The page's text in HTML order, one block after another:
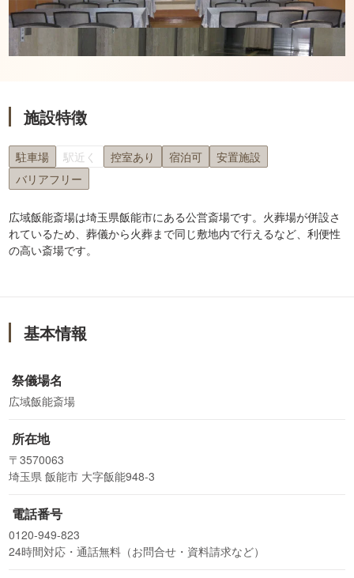
施設特徴
駐車場 駅近く 控室あり 宿泊可
安置施設
バリアフリー
広域飯能斎場は埼玉県飯能市にある公営斎場です。火葬場が併設さ
れているため、葬儀から火葬まで同じ敷地内で行えるなど、利便性
の高い斎場です。
基本情報
祭儀場名
広域飯能斎場
所在地
〒3570063
埼玉県 飯能市 大字飯能948-3
電話番号
0120-949-823
24時間対応・通話無料（お問合せ・資料請求など）